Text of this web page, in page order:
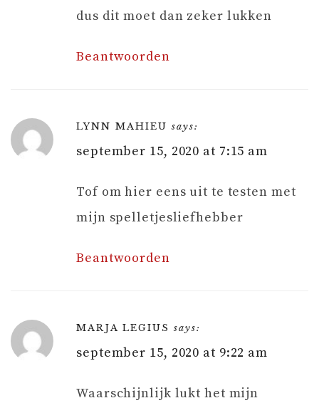
dus dit moet dan zeker lukken
Beantwoorden
LYNN MAHIEU says:
september 15, 2020 at 7:15 am
Tof om hier eens uit te testen met
mijn spelletjesliefhebber
Beantwoorden
MARJA LEGIUS says:
september 15, 2020 at 9:22 am
Waarschijnlijk lukt het mijn